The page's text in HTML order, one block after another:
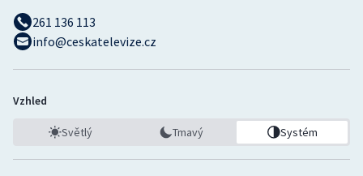
261 136 113
info@ceskatelevize.cz
Vzhled
Světlý Tmavý Systém